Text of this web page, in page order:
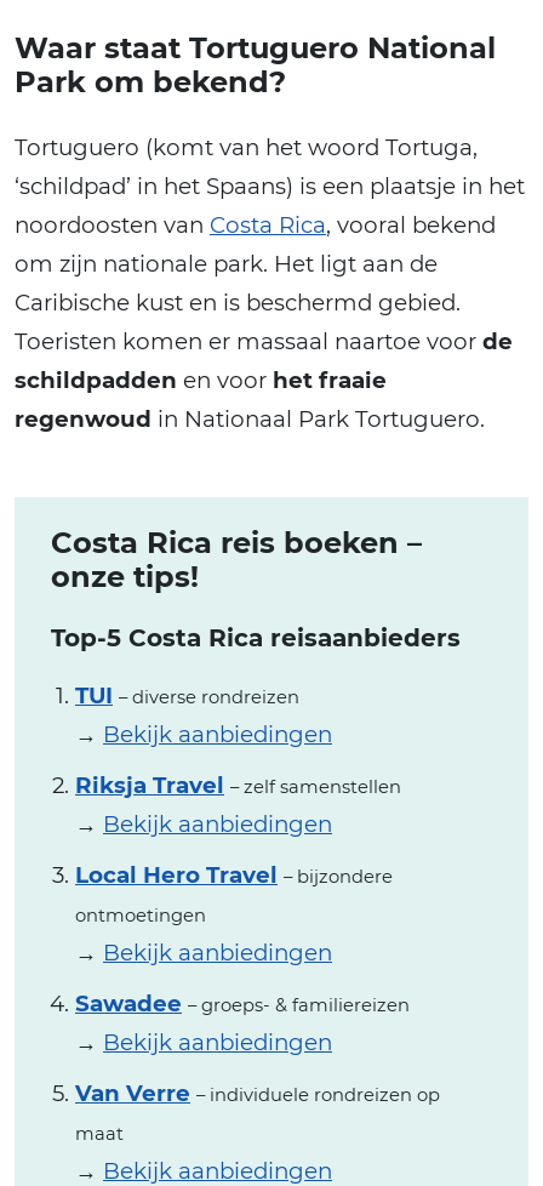
Waar staat Tortuguero National
Park om bekend?
Tortuguero (komt van het woord Tortuga,
‘schildpad’ in het Spaans) is een plaatsje in het
noordoosten van Costa Rica, vooral bekend
om zijn nationale park. Het ligt aan de
Caribische kust en is beschermd gebied.
Toeristen komen er massaal naartoe voor de
schildpadden en voor het fraaie
regenwoud in Nationaal Park Tortuguero.
Costa Rica reis boeken –
onze tips!
Top-5 Costa Rica reisaanbieders
TUI – diverse rondreizen
→ Bekijk aanbiedingen
Riksja Travel – zelf samenstellen
→ Bekijk aanbiedingen
Local Hero Travel – bijzondere
ontmoetingen
→ Bekijk aanbiedingen
Sawadee – groeps- & familiereizen
→ Bekijk aanbiedingen
Van Verre – individuele rondreizen op
maat
→ Bekijk aanbiedingen